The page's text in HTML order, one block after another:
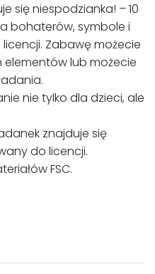
się niespodzianka! – 10
bohaterów, symbole i
Zabawę możecie
lub możecie
nie tylko dla dzieci, ale
znajduje się
do licencji.
FSC.